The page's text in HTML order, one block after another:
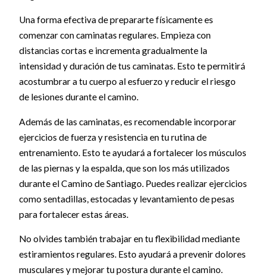
Una forma efectiva de prepararte físicamente es
comenzar con caminatas regulares. Empieza con
distancias cortas e incrementa gradualmente la
intensidad y duración de tus caminatas. Esto te permitirá
acostumbrar a tu cuerpo al esfuerzo y reducir el riesgo
de lesiones durante el camino.
Además de las caminatas, es recomendable incorporar
ejercicios de fuerza y resistencia en tu rutina de
entrenamiento. Esto te ayudará a fortalecer los músculos
de las piernas y la espalda, que son los más utilizados
durante el Camino de Santiago. Puedes realizar ejercicios
como sentadillas, estocadas y levantamiento de pesas
para fortalecer estas áreas.
No olvides también trabajar en tu flexibilidad mediante
estiramientos regulares. Esto ayudará a prevenir dolores
musculares y mejorar tu postura durante el camino.